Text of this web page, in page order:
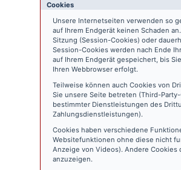
Cookies
Unsere Internetseiten verwenden so
auf Ihrem Endgerät keinen Schaden
Sitzung (Session-Cookies) oder
Session-Cookies werden nach Ende
auf Ihrem Endgerät gespeichert, bis
Ihren Webbrowser erfolgt.
Teilweise können auch Cookies von
Sie unsere Seite betreten (Third-
bestimmter Dienstleistungen des
Zahlungsdienstleistungen).
Cookies haben verschiedene
Websitefunktionen ohne diese nicht
Anzeige von Videos). Andere
anzuzeigen.